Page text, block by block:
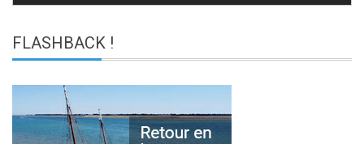
FLASHBACK !